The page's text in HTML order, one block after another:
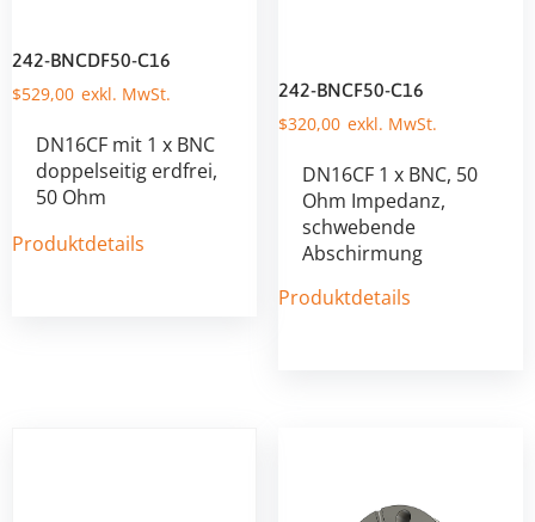
242-BNCDF50-C16
$529,00
DN16CF mit 1 x BNC
doppelseitig erdfrei,
50 Ohm
Produktdetails
242-BNCF50-C16
$320,00
DN16CF 1 x BNC, 50
Ohm Impedanz,
schwebende
Abschirmung
Produktdetails